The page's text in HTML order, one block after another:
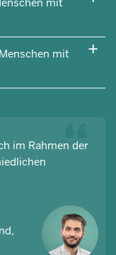
mit
im Rahmen der